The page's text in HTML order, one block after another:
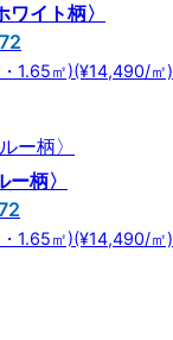
ワイト柄〉
1.65㎡)(¥14,490/㎡)
ー柄〉
1.65㎡)(¥14,490/㎡)